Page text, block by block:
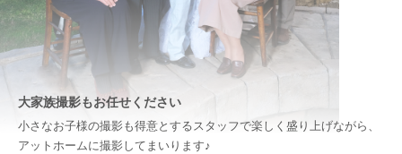
大家族撮影もお任せください
小さなお子様の撮影も得意とするスタッフで楽しく盛り上げながら、
アットホームに撮影してまいります♪